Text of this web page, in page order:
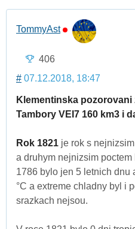
TommyAst
406
# 07.12.2018, 18:47
Klementinska
Tambory VEI7 160 km3 i
Rok 1821 je rok s
a druhym nejnizsim
1786 bylo jen 5 letnich dnu
°C a extreme chladny byl i
srazkach nejsou.